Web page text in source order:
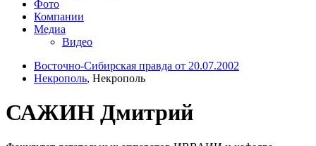
Фото
Компании
Медиа
Видео
Восточно-Сибирская правда от 20.07.2002
Некрополь, Некрополь
САЖИН Дмитрий